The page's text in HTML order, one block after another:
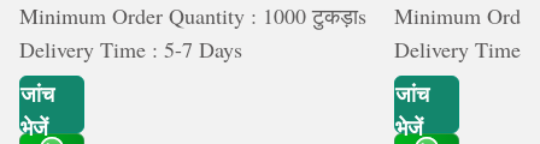
Minimum Order Quantity : 1000 टुकड़ाs
Delivery Time : 5-7 Days
जांच
भेजें
Minimum
Delivery Time :
जांच
भेजें